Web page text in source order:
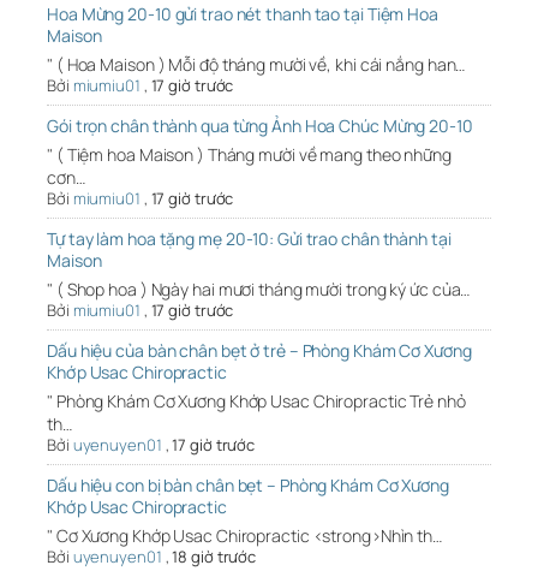
Hoa Mừng 20-10 gửi trao nét thanh tao tại Tiệm Hoa
Maison
" ( Hoa Maison ) Mỗi độ tháng mười về, khi cái nắng han…
Bởi miumiu01 , 17 giờ trước
Gói trọn chân thành qua từng Ảnh Hoa Chúc Mừng 20-10
" ( Tiệm hoa Maison ) Tháng mười về mang theo những
cơn…
Bởi miumiu01 , 17 giờ trước
Tự tay làm hoa tặng mẹ 20-10: Gửi trao chân thành tại
Maison
" ( Shop hoa ) Ngày hai mươi tháng mười trong ký ức của…
Bởi miumiu01 , 17 giờ trước
Dấu hiệu của bàn chân bẹt ở trẻ – Phòng Khám Cơ Xương
Khớp Usac Chiropractic
" Phòng Khám Cơ Xương Khớp Usac Chiropractic Trẻ nhỏ
th…
Bởi uyenuyen01 ,17 giờ trước
Dấu hiệu con bị bàn chân bẹt – Phòng Khám Cơ Xương
Khớp Usac Chiropractic
" Cơ Xương Khớp Usac Chiropractic <strong>Nhìn th…
Bởi uyenuyen01 ,18 giờ trước